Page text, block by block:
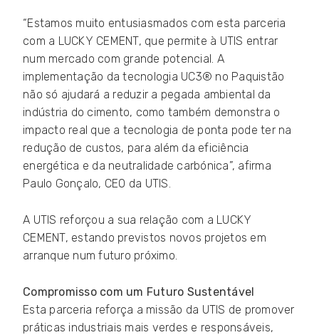
“Estamos muito entusiasmados com esta parceria
com a LUCKY CEMENT, que permite à UTIS entrar
num mercado com grande potencial. A
implementação da tecnologia UC3® no Paquistão
não só ajudará a reduzir a pegada ambiental da
indústria do cimento, como também demonstra o
impacto real que a tecnologia de ponta pode ter na
redução de custos, para além da eficiência
energética e da neutralidade carbónica”, afirma
Paulo Gonçalo, CEO da UTIS.
A UTIS reforçou a sua relação com a LUCKY
CEMENT, estando previstos novos projetos em
arranque num futuro próximo.
Compromisso com um Futuro Sustentável
Esta parceria reforça a missão da UTIS de promover
práticas industriais mais verdes e responsáveis,